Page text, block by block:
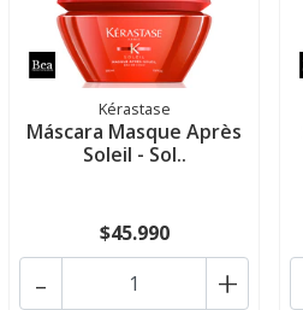
Kérastase
Máscara Masque Après
Soleil - Sol..
$45.990
+
-